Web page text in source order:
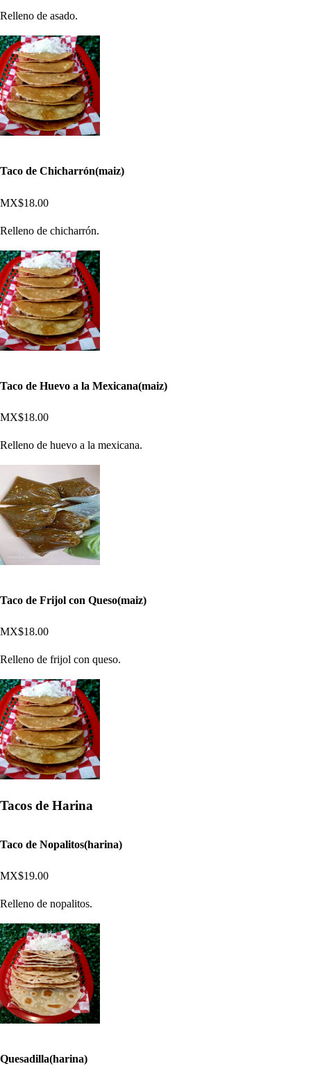
Relleno de asado.
Taco de Chicharrón(maiz)
MX$18.00
Relleno de chicharrón.
Taco de Huevo a la Mexicana(maiz)
MX$18.00
Relleno de huevo a la mexicana.
Taco de Frijol con Queso(maiz)
MX$18.00
Relleno de frijol con queso.
Tacos de Harina
Taco de Nopalitos(harina)
MX$19.00
Relleno de nopalitos.
Quesadilla(harina)